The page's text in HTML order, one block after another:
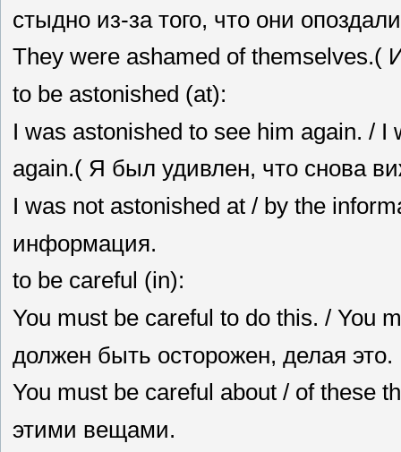
стыдно из-за того, что они
They were ashamed of
to be astonished (at):
I was astonished to see him again. / I
again.( Я был удивлен, что снова
I was not astonished at / by the
информация.
to be careful (in):
You must be careful to do this. / You
должен быть осторожен, делая это.
You must be careful about / of these
этими вещами.